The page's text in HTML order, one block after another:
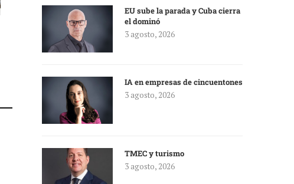
EU sube la parada y Cuba cierra
el dominó
3 agosto, 2026
IA en empresas de cincuentones
3 agosto, 2026
TMEC y turismo
3 agosto, 2026